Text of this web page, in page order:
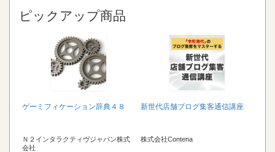
ピックアップ商品
ゲーミフィケーション辞典４８
Ｎ２インタラクティヴジャパン株式
会社
新世代店舗ブログ集客通信講座
株式会社Contena